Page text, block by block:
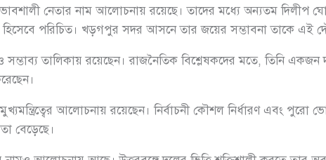
নেতার নাম আলোচনায় রয়েছে। তাদের মধ্যে অন্যতম দিলীপ
হিসেবে পরিচিত। খড়গপুর সদর আসনে তার জয়ের সম্ভাবনা তাকে এই
সম্ভাব্য তালিকায় রয়েছেন। রাজনৈতিক বিশ্লেষকদের মতে, তিনি একজন
মুখ্যমন্ত্রিত্বের আলোচনায় রয়েছেন। নির্বাচনী কৌশল নির্ধারণ এবং পুরো
বেড়েছে।